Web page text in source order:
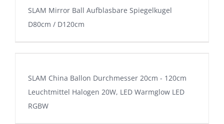
SLAM Mirror Ball Aufblasbare Spiegelkugel
D80cm / D120cm
SLAM China Ballon Durchmesser 20cm - 120cm
Leuchtmittel Halogen 20W, LED Warmglow LED
RGBW